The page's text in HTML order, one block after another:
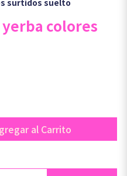
surtidos suelto
colores
al Carrito